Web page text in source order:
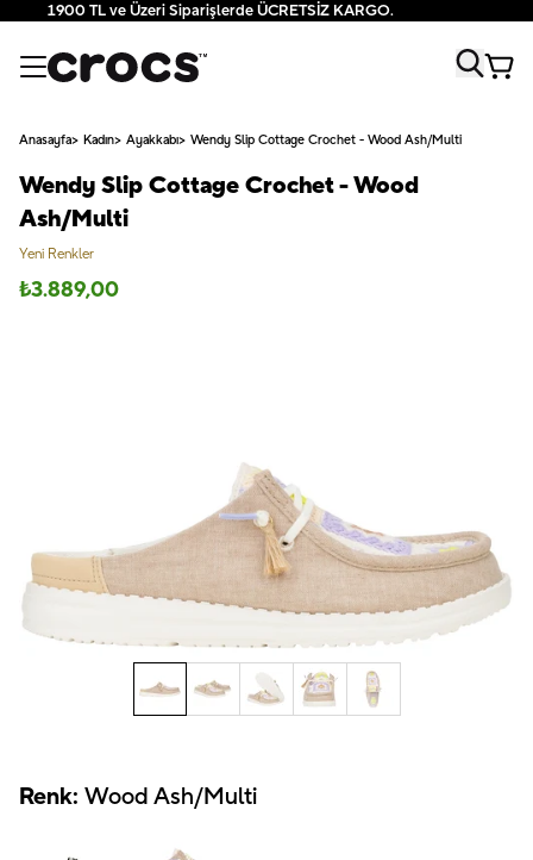
1900 TL ve Üzeri Siparişlerde ÜCRETSİZ KARGO.
Anasayfa Kadın Ayakkabı Wendy Slip Cottage Crochet - Wood Ash/Multi
Wendy Slip Cottage Crochet - Wood
Ash/Multi
Yeni Renkler
₺3.889,00
Renk: Wood Ash/Multi